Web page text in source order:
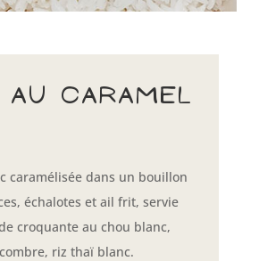
caramel
caramélisée dans un bouillon
échalotes et ail frit, servie
croquante au chou blanc,
riz thaï blanc.